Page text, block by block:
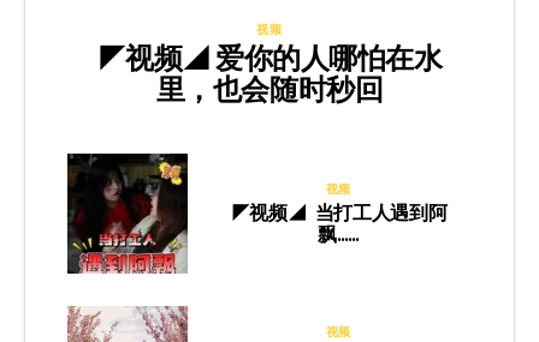
视频
◤视频◢ 爱你的人哪怕在水
里，也会随时秒回
视频
◤视频◢ 当打工人遇到阿
飘……
视频